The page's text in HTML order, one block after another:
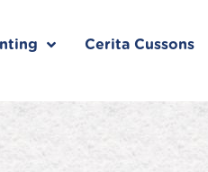
Cerita Cussons